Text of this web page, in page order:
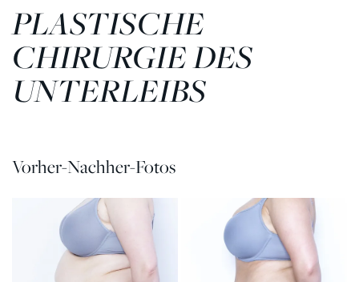
PLASTISCHE
CHIRURGIE DES
UNTERLEIBS
Vorher-Nachher-Fotos